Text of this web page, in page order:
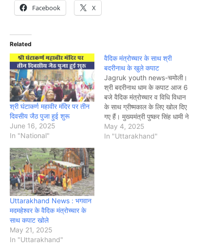
Facebook X
Related
श्री घंटाकर्ण महावीर मंदिर पर तीन
दिवसीय जैठ पुजा हुई शुरू
June 16, 2025
In "National"
वैदिक मंत्रोच्चार के साथ श्री
बदरीनाथ के खुले कपाट
Jagruk youth news-चमोली।
श्री बदरीनाथ धाम के कपाट आज 6
बजे वैदिक मंत्रोच्चार व विधि विधान
के साथ ग्रीष्मकाल के लिए खोल दिए
गए हैं। मुख्यमंत्री पुष्कर सिंह धामी ने
श्री बदरीनाथ धाम के कपाट खुलने
पर प्रधानमंत्री नरेंद्र मोदी के नाम
May 4, 2025
In "Uttarakhand"
Uttarakhand News : भगवान
मदमहेश्वर के वैदिक मंत्रोच्चार के
साथ कपाट खोले
May 21, 2025
In "Uttarakhand"